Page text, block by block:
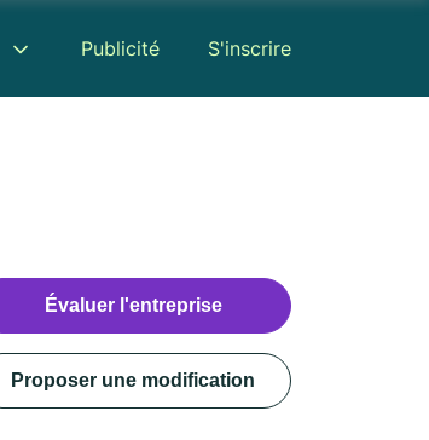
Publicité S'inscrire
Évaluer l'entreprise
Proposer une modification